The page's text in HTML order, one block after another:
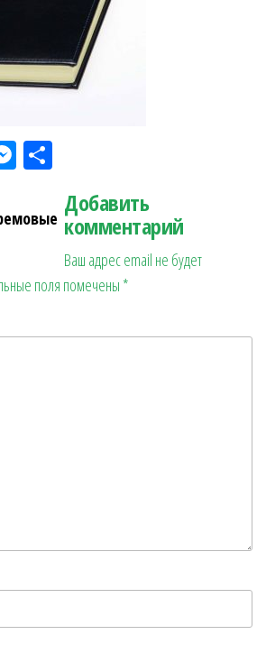
M
se
r
ра
в
ит
ь
записям
Добавить
комментарий
Ваш адрес email не будет
поля помечены *